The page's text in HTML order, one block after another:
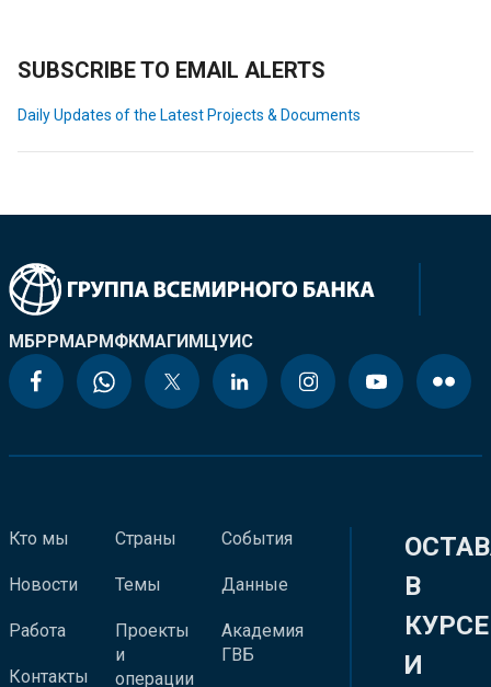
SUBSCRIBE TO EMAIL ALERTS
Daily Updates of the Latest Projects & Documents
МБРРМАРМФКМАГИМЦУИС
Кто мы
Новости
Работа
Контакты
Страны
Темы
Проекты
и
операции
События
Данные
Академия
ГВБ
В
КУРСЕ
И